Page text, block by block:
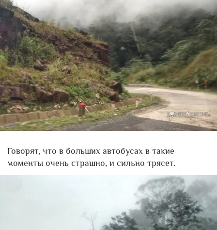
Говорят, что в больших автобусах в такие
моменты очень страшно, и сильно трясет.